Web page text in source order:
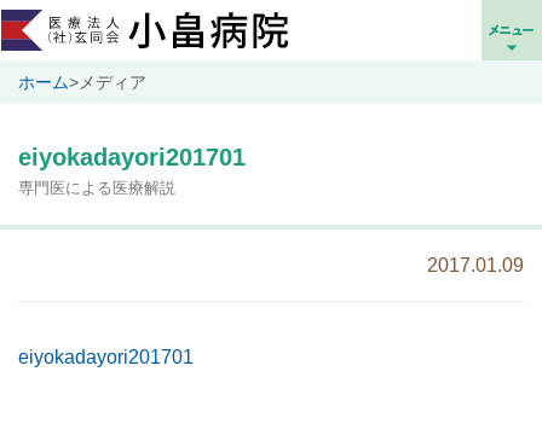
ホーム> メディア
eiyokadayori201701
専門医による医療解説
2017.01.09
eiyokadayori201701